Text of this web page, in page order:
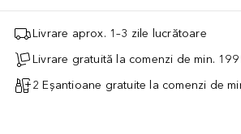
Livrare aprox. 1–3 zile lucrătoare
Livrare gratuită la comenzi de min. 199
2 Eșantioane gratuite la comenzi de